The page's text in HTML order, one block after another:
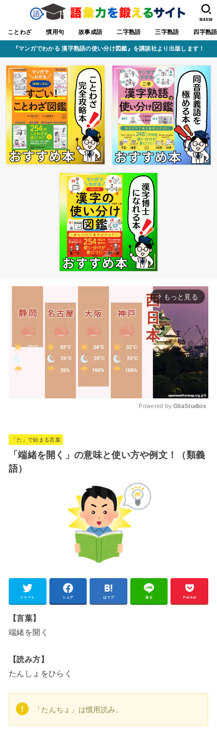
ことわざ 慣用句 故事成語 二字熟語 三字熟語 四字熟語
SEARCH
『マンガでわかる 漢字熟語の使い分け図鑑』を講談社より出版します！
arrow_forward_ios もっと見る
Powered by GliaStudios
「た」で始まる言葉
「端緒を開く」の意味と使い方や例文！（類義
語）
ツイート シェア はてブ 送る Pocket
【言葉】
端緒を開く
【読み方】
たんしょをひらく
「たんちょ」は慣用読み。